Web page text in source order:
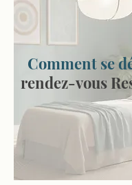
Comment se
rendez-vous